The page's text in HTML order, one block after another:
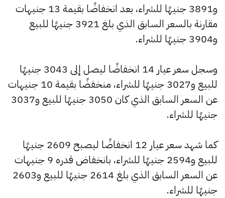
و3891 جنيهًا للشراء، بعد انخفاضًا بقيمة 13 جنيهات
مقارنة بالسعر السابق الذي بلغ 3921 جنيهًا للبيع
و3904 جنيهًا للشراء.
وسجل سعر عيار 14 انخفاضًا ليصل إلى 3043 جنيهًا
للبيع و3027 جنيهًا للشراء، منخفضًا بقيمة 10 جنيهات
عن السعر السابق الذي كان 3050 جنيهًا للبيع و3037
جنيهًا للشراء.
كما شهد سعر عيار 12 انخفاضًا ليصبح 2609 جنيهًا
للبيع و2594 جنيهًا للشراء، بانخفاض قدره 9 جنيهات
عن السعر السابق الذي بلغ 2614 جنيهًا للبيع و2603
جنيهًا للشراء.